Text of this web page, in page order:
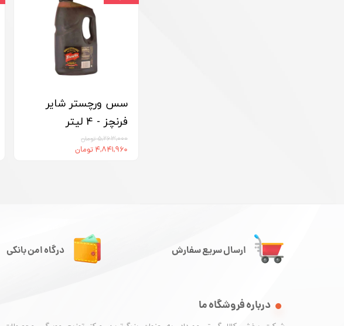
سس ورچستر شایر
فرنچز - 4 لیتر
۵,۲۶۳,۰۰۰ تومان
۴,۸۴۱,۹۶۰ تومان
ارسال سریع سفارش
درباره فروشگاه ما
درگاه امن بانکی